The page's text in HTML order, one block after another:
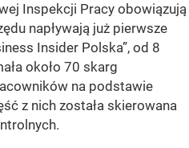
Inspekcji Pracy obowiązują
napływają już pierwsze
Insider Polska”, od 8
około 70 skarg
na podstawie
z nich została skierowana